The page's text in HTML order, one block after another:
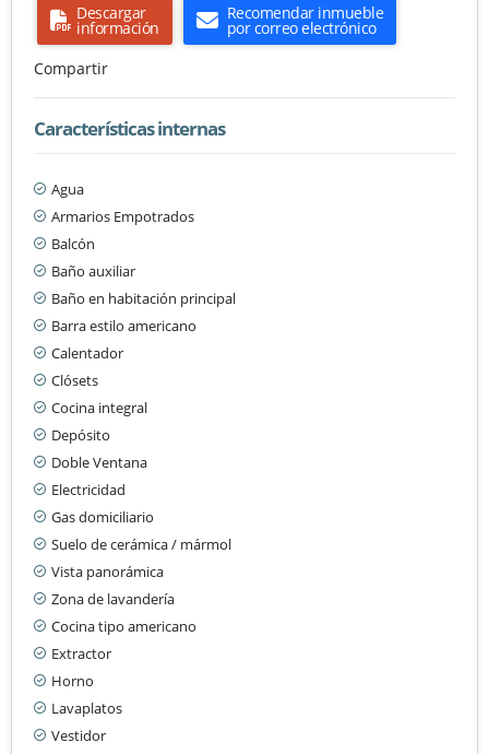
Descargar
información
Recomendar inmueble
por correo electrónico
Compartir
Características internas
Agua
Armarios Empotrados
Balcón
Baño auxiliar
Baño en habitación principal
Barra estilo americano
Calentador
Clósets
Cocina integral
Depósito
Doble Ventana
Electricidad
Gas domiciliario
Suelo de cerámica / mármol
Vista panorámica
Zona de lavandería
Cocina tipo americano
Extractor
Horno
Lavaplatos
Vestidor